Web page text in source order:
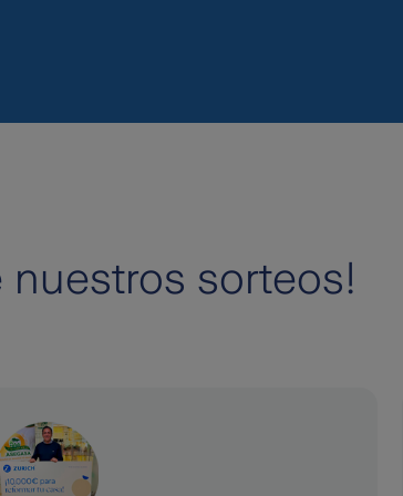
nuestros sorteos!